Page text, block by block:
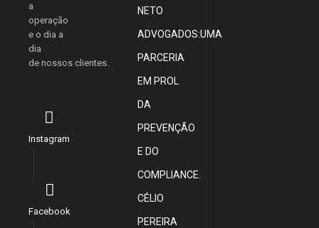
a
operação
e o dia a
dia
de nossos clientes.
Instagram
Facebook
NETO
ADVOGADOS:UMA
PARCERIA
EM PROL
DA
PREVENÇÃO
E DO
COMPLIANCE.
CÉLIO
PEREIRA